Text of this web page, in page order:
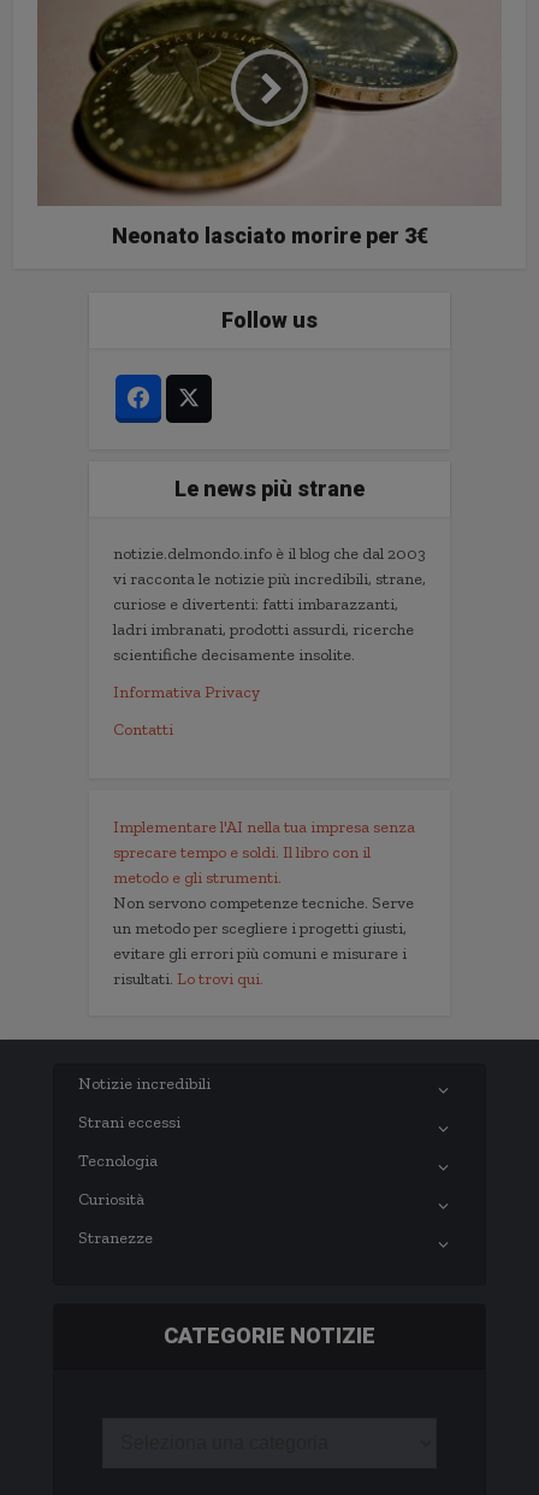
Neonato lasciato morire per 3€
Follow us
Le news più strane
notizie.delmondo.info è il blog che dal 2003
vi racconta le notizie più incredibili, strane,
curiose e divertenti: fatti imbarazzanti,
ladri imbranati, prodotti assurdi, ricerche
scientifiche decisamente insolite.
Informativa Privacy
Contatti
Implementare l'AI nella tua impresa senza
sprecare tempo e soldi. Il libro con il
metodo e gli strumenti.
Non servono competenze tecniche. Serve
un metodo per scegliere i progetti giusti,
evitare gli errori più comuni e misurare i
risultati. Lo trovi qui.
Notizie incredibili
Strani eccessi
Tecnologia
Curiosità
Stranezze
CATEGORIE NOTIZIE